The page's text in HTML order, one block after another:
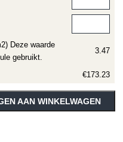
Deze waarde
gebruikt.
3.47
€173.23
AAN WINKELWAGEN